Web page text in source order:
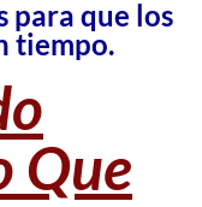
para que los
tiempo.
Que